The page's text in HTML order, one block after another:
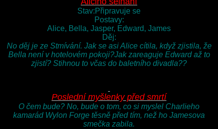
Stav:Připravuje se
Postavy:
Alice, Bella, Jasper, Edward, James
Děj:
No děj je ze Stmívání. Jak se asi Alice cítila, když zjistila, že
Bella není v hotelovém pokoji?Jak zareaguje Edward až to
zjistí? Stihnou to včas do baletního divadla??
Poslední myšlenky před smrtí
O čem bude? No, bude o tom, co si myslel Charlieho
kamarád Wylon Forge těsně před tím, než ho Jamesova
smečka zabila.